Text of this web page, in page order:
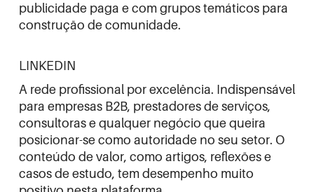
publicidade paga e com grupos temáticos para
construção de comunidade.
LINKEDIN
A rede profissional por excelência. Indispensável
para empresas B2B, prestadores de serviços,
consultoras e qualquer negócio que queira
posicionar-se como autoridade no seu setor. O
conteúdo de valor, como artigos, reflexões e
casos de estudo, tem desempenho muito